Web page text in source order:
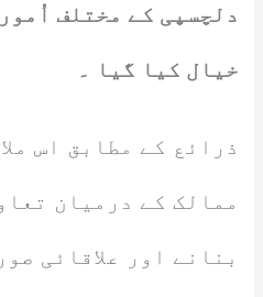
دلچسپی کے مختلف
خیال کیا گیا ۔
ذرائع کے مطابق اس
ممالک کے درمیان
بنانے اور علاقائی